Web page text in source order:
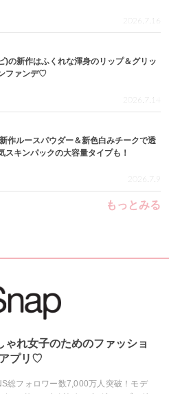
2026.7.16
)の新作はふくれな渾身のリップ＆グリッ
ファンデ♡
2026.7.14
作ルースパウダー＆新色白みチークで透
キンパックの大容量タイプも！
2026.7.9
もっとみる
ゃれ女子のためのファッショ
プリ♡
総フォロワー数7,000万人突破！モデ